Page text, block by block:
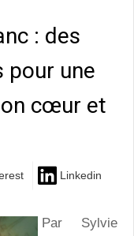
: des
pour une
cœur et
Linkedin
Par Sylvie